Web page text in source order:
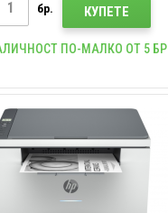
бр. КУПЕТЕ
ПО-МАЛКО ОТ 5 БР